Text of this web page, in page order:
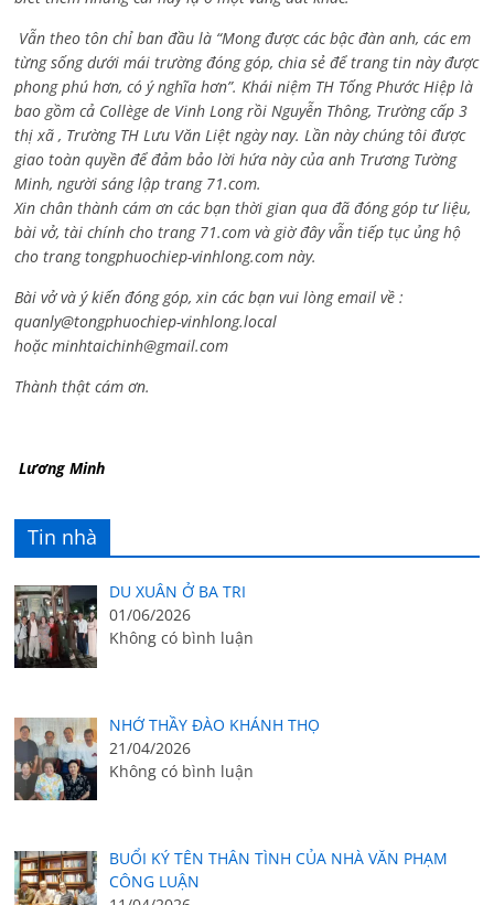
Vẫn theo tôn chỉ ban đầu là “Mong được các bậc đàn anh, các em
từng sống dưới mái trường đóng góp, chia sẻ để trang tin này được
phong phú hơn, có ý nghĩa hơn”. Khái niệm TH Tống Phước Hiệp là
bao gồm cả Collège de Vinh Long rồi Nguyễn Thông, Trường cấp 3
thị xã , Trường TH Lưu Văn Liệt ngày nay. Lần này chúng tôi được
giao toàn quyền để đảm bảo lời hứa này của anh Trương Tường
Minh, người sáng lập trang 71.com.
Xin chân thành cám ơn các bạn thời gian qua đã đóng góp tư liệu,
bài vở, tài chính cho trang 71.com và giờ đây vẫn tiếp tục ủng hộ
cho trang tongphuochiep-vinhlong.com này.
Bài vở và ý kiến đóng góp, xin các bạn vui lòng email về :
quanly@tongphuochiep-vinhlong.local
hoặcminhtaichinh@gmail.com
Thành thật cám ơn.
Lương Minh
Tin nhà
DU XUÂN Ở BA TRI
01/06/2026
Không có bình luận
NHỚ THẦY ĐÀO KHÁNH THỌ
21/04/2026
Không có bình luận
BUỔI KÝ TÊN THÂN TÌNH CỦA NHÀ VĂN PHẠM
CÔNG LUẬN